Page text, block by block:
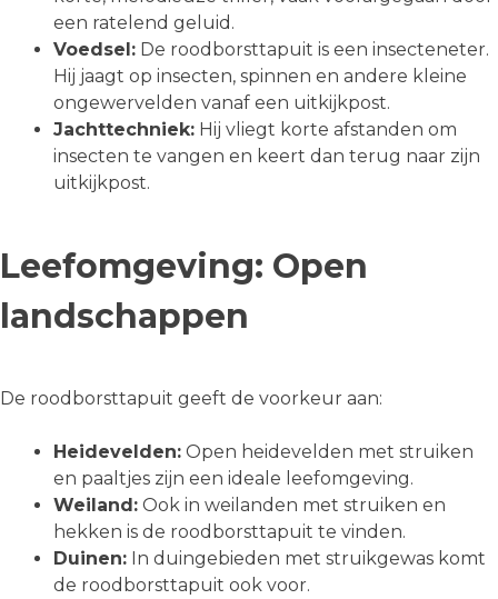
een ratelend geluid.
Voedsel: De roodborsttapuit is een insecteneter.
Hij jaagt op insecten, spinnen en andere kleine
ongewervelden vanaf een uitkijkpost.
Jachttechniek: Hij vliegt korte afstanden om
insecten te vangen en keert dan terug naar zijn
uitkijkpost.
Leefomgeving: Open
landschappen
De roodborsttapuit geeft de voorkeur aan:
Heidevelden: Open heidevelden met struiken
en paaltjes zijn een ideale leefomgeving.
Weiland: Ook in weilanden met struiken en
hekken is de roodborsttapuit te vinden.
Duinen: In duingebieden met struikgewas komt
de roodborsttapuit ook voor.